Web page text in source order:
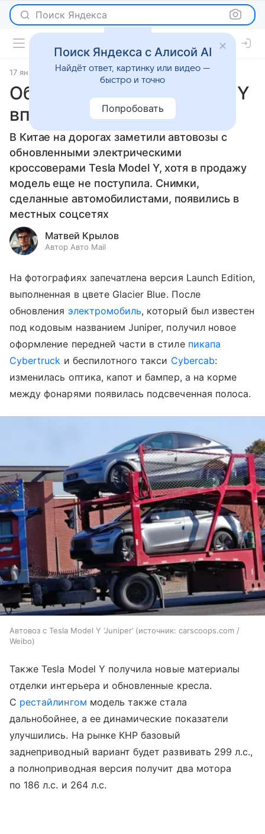
Поиск Яндекса
17 января 2025 Новости
Обновленная Tesla Model Y
впервые попала на фото
В Китае на дорогах заметили автовозы с
обновленными электрическими
кроссоверами Tesla Model Y, хотя в продажу
модель еще не поступила. Снимки,
сделанные автомобилистами, появились в
местных соцсетях
Матвей Крылов
Автор Авто Mail
На фотографиях запечатлена версия Launch Edition,
выполненная в цвете Glacier Blue. После
обновления электромобиль, который был известен
под кодовым названием Juniper, получил новое
оформление передней части в стиле пикапа
Cybertruck и беспилотного такси Cybercab:
изменилась оптика, капот и бампер, а на корме
между фонарями появилась подсвеченная полоса.
Автовоз с Tesla Model Y ‘Juniper’ источник: carscoops.com /
Weibo
Также Tesla Model Y получила новые материалы
отделки интерьера и обновленные кресла.
С рестайлингом модель также стала
дальнобойнее, а ее динамические показатели
улучшились. На рынке КНР базовый
заднеприводный вариант будет развивать 299 л.с.,
а полноприводная версия получит два мотора
по 186 л.с. и 264 л.с.
Поиск Яндекса с Алисой AI
Найдёт ответ, картинку или видео —
быстро и точно
Попробовать